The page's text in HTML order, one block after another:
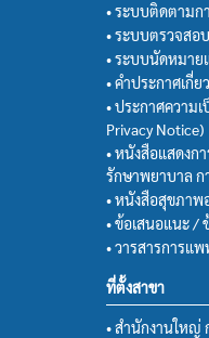
• ระบบติดตามก
• ระบบตรวจสอ
• ระบบนัดหมา
• คำประกาศเกี่
• ประกาศความ
Privacy Notice)
• หนังสือแสดงก
รักษาพยาบาล ก
• หนังสือสุขภาพ
• ข้อเสนอแนะ /
• วารสารการแ
ที่ตั้งสาขา
• สำนักงานใหญ่